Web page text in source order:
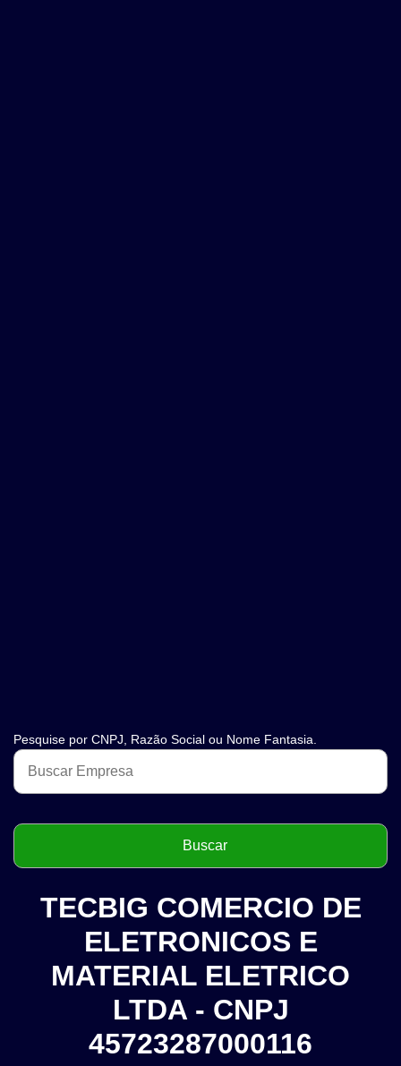
Pesquise por CNPJ, Razão Social ou Nome Fantasia.
TECBIG COMERCIO DE
ELETRONICOS E
MATERIAL ELETRICO
LTDA - CNPJ
45723287000116